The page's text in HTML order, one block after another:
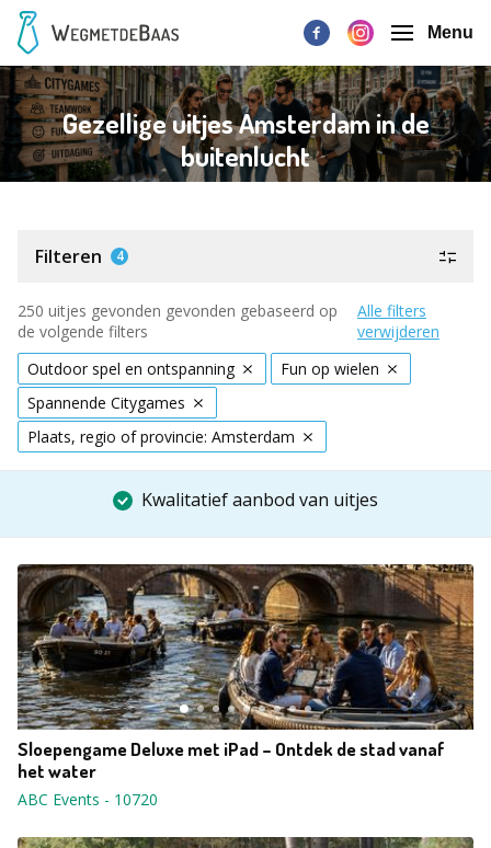
Menu
Gezellige uitjes Amsterdam in de
buitenlucht
Filteren 4
250 uitjes gevonden gevonden gebaseerd op
de volgende filters
Alle filters
verwijderen
Outdoor spel en ontspanning
Fun op wielen
Spannende Citygames
Plaats, regio of provincie: Amsterdam
Kwalitatief aanbod van uitjes
Sloepengame Deluxe met iPad – Ontdek de stad vanaf
het water
ABC Events - 10720